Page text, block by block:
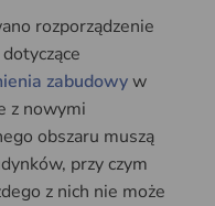
rozporządzenie
zabudowyw
z nowymi
obszaru muszą
przy czym
z nich nie może